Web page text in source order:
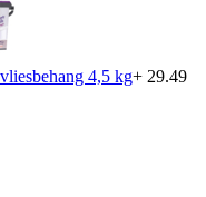
4,5 kg+ 29.49